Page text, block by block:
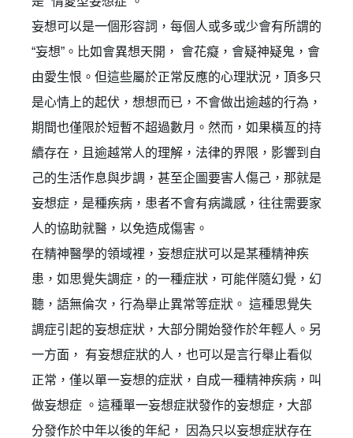
妄想可以是一個形容詞，每個人或多或少會有所謂的
“妄想”。比如會異想天開， 會花癡，會疑神疑鬼，會
由愛生恨。但這些屬於正常反應的心理狀況，頂多只
是心情上的起伏，想想而已，不會做出逾越的行為，
期間也僅限於短暫不超過數月。然而，如果橫亙的持
續存在，且逾越常人的理解，法律的界限，影響到自
己的生活作息與步調，甚至企圖要害人傷己，那就是
妄想症，是種疾病，患者不會有病識感，往往需要家
人的協助就醫，以免造成傷害。
在精神醫學的領域裡，妄想症狀可以是某種精神疾
患，如思覺失調症，的一種症狀，可能伴隨幻覺，幻
聽，語無倫次，行為舉止異常等症狀。 這種思覺失
調症引起的妄想症狀，大部分開始發作於年輕人。另
一方面， 有妄想症狀的人，也可以是言行舉止看似
正常，僅以單一妄想的症狀，自成一種精神疾病，叫
做妄想症 。這種單一妄想症狀發作的妄想症，大部
分發作於中年以後的年紀， 因為只以妄想症狀存在